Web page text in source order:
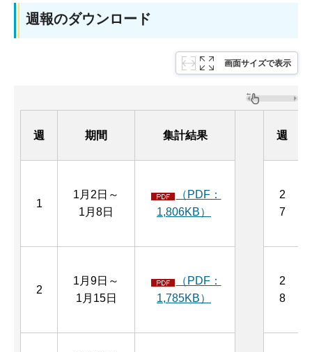
週報のダウンロード
画面サイズで表示
週 期間 集計結果 週
1
1月2日～
1月8日
（PDF：
1,806KB）
2
7
2
1月9日～
1月15日
（PDF：
1,785KB）
2
8